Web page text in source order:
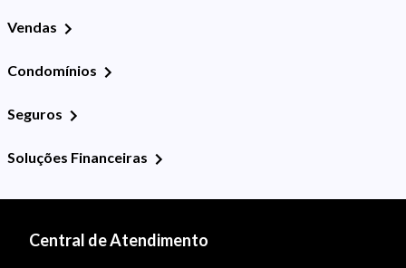
Vendas
Condomínios
Seguros
Soluções Financeiras
Central de Atendimento